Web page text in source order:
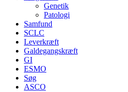
Genetik
Patologi
Samfund
SCLC
Leverkræft
Galdegangskræft
GI
ESMO
Søg
ASCO